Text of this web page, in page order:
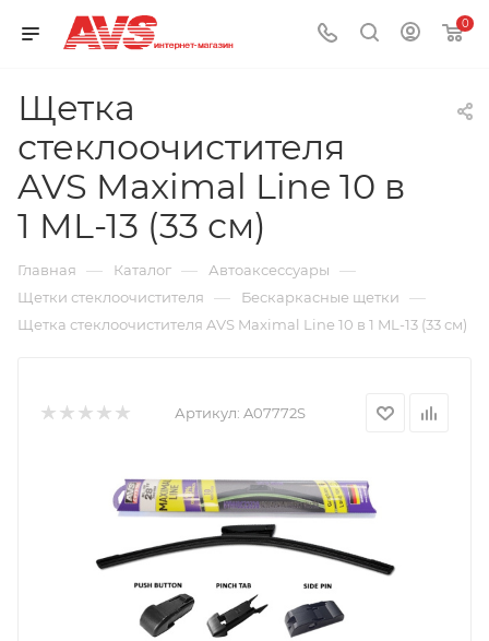
0
Щетка
стеклоочистителя
AVS Maximal Line 10 в
1 ML-13 (33 см)
Главная — Каталог — Автоаксессуары —
Щетки стеклоочистителя — Бескаркасные щетки —
Щетка стеклоочистителя AVS Maximal Line 10 в 1 ML-13 (33 см)
Артикул: A07772S